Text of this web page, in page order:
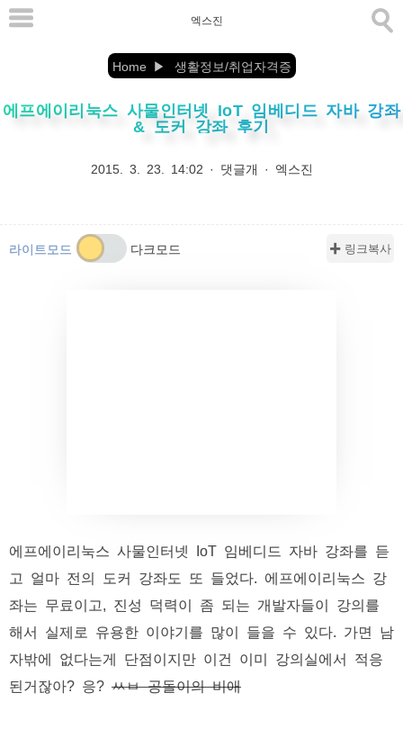
본
바
엑스진
Home 생활정보/취업자격증
에프에이리눅스 사물인터넷 IoT 임베디드 자바 강좌
& 도커 강좌 후기
2015. 3. 23. 14:02 · 댓글개 · 엑스진
✚ 링크복사
에프에이리눅스 사물인터넷 IoT 임베디드 자바 강좌를 듣
고 얼마 전의 도커 강좌도 또 들었다. 에프에이리눅스 강
좌는 무료이고, 진성 덕력이 좀 되는 개발자들이 강의를
해서 실제로 유용한 이야기를 많이 들을 수 있다. 가면 남
자밖에 없다는게 단점이지만 이건 이미 강의실에서 적응
된거잖아? 응? ㅆㅂ 공돌이의 비애